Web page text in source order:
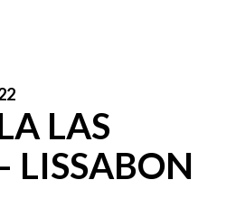
LAS
LISSABON